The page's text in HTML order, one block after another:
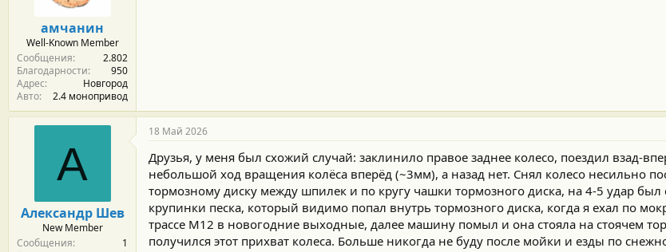
амчанин
Well-Known Member
Сообщения
2.802
Благодарности
950
Адрес
Новгород
Авто
2.4 монопривод
А
Александр Шев
New Member
Сообщения
1
18 Май 2026
Друзья, у меня был схожий случай: заклинило правое заднее колесо, поездил взад-
небольшой ход вращения колёса вперёд (~3мм), а назад нет. Снял колесо несильно
тормозному диску между шпилек и по кругу чашки тормозного диска, на 4-5 удар
крупинки песка, который видимо попал внутрь тормозного диска, когда я ехал по
трассе М12 в новогодние выходные, далее машину помыл и она стояла на стоячем
получился этот прихват колеса. Больше никогда не буду после мойки и езды по